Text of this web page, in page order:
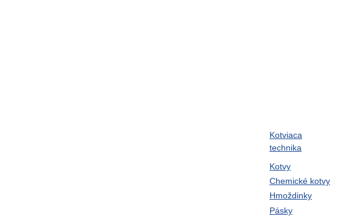
Kotviaca
technika
Kotvy
Chemické kotvy
Hmoždinky
Pásky